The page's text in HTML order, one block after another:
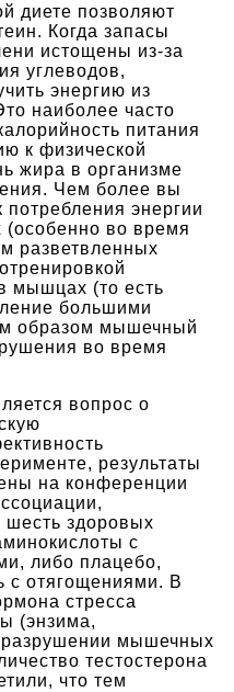
диете позволяют
Когда запасы
истощены из-за
углеводов,
энергию из
наиболее часто
питания
к физической
жира в организме
Чем более вы
энергии
во время
разветвленных
мышцах (то есть
большими
образом мышечный
во время
вопрос о
результаты
на конференции
шесть здоровых
с
либо плацебо,
с отягощениями. В
стресса
(энзима,
мышечных
тестостерона
что тем